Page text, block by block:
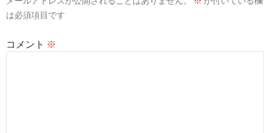
は必須項目です
コメント ※